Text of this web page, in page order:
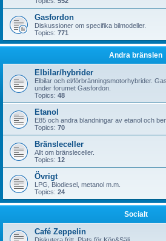
Gasfordon
Diskussioner om specifika bilmodeller.
Topics: 771
Andra bränslen
Elbilar/hybrider
Elbilar och el/förbränningsmotorhybrider.
under forumet Gasfordon.
Topics: 48
Etanol
E85 och andra blandningar av etanol och
Topics: 70
Bränsleceller
Allt om bränsleceller.
Topics: 12
Övrigt
LPG, Biodiesel, metanol m.m.
Topics: 24
Socialt
Café Zeppelin